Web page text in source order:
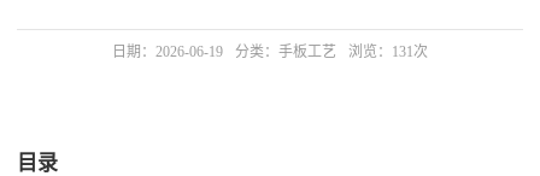
日期：2026-06-19 分类： 手板工艺 浏览：131次
目录